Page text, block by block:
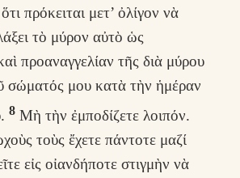
πρόκειται μετ’ ὀλίγον νὰ
τὸ μύρον αὐτὸ ὡς
προαναγγελίαν τῆς διὰ μύρου
σώματός μου κατὰ τὴν ἡμέραν
8 Μὴ τὴν ἐμποδίζετε λοιπόν.
τοὺς ἔχετε πάντοτε μαζί
εἰς οἰανδήποτε στιγμὴν νὰ